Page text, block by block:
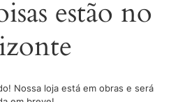
estão no
Nossa loja está em obras e será